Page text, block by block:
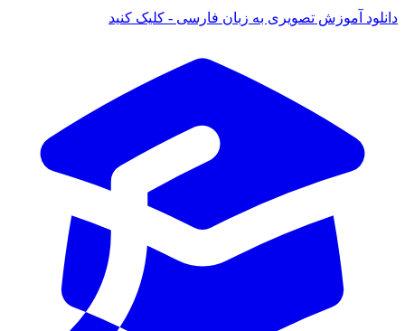
دانلود آموزش تصویری به زبان فارسی - کلیک کنید